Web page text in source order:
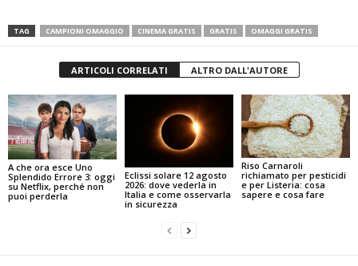
TAG CAMPIONI OMAGGIO CINEMA GRATIS GRATIS OMAGGI GRATIS
ARTICOLI CORRELATI ALTRO DALL'AUTORE
A che ora esce Uno
Splendido Errore 3: oggi
su Netflix, perché non
puoi perderla
Eclissi solare 12 agosto
2026: dove vederla in
Italia e come osservarla
in sicurezza
Riso Carnaroli
richiamato per pesticidi
e per Listeria: cosa
sapere e cosa fare